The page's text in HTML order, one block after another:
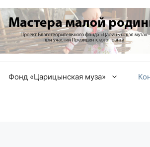
Фонд «Царицынская муза»